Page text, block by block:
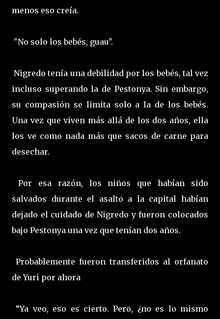
menos eso creía.
"No solo los bebés, guau".
Nigredo tenía una debilidad por los bebés, tal vez
incluso superando la de Pestonya. Sin embargo,
su compasión se limita solo a la de los bebés.
Una vez que viven más allá de los dos años, ella
los ve como nada más que sacos de carne para
desechar.
Por esa razón, los niños que habían sido
salvados durante el asalto a la capital habían
dejado el cuidado de Nigredo y fueron colocados
bajo Pestonya una vez que tenían dos años.
Probablemente fueron transferidos al orfanato
de Yuri por ahora
“Ya veo, eso es cierto. Pero, ¿no es lo mismo